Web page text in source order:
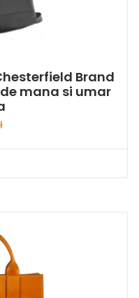
Brand
mana si umar
Now